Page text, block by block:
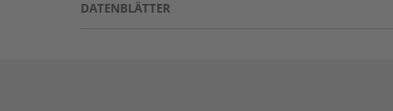
DATENBLÄTTER